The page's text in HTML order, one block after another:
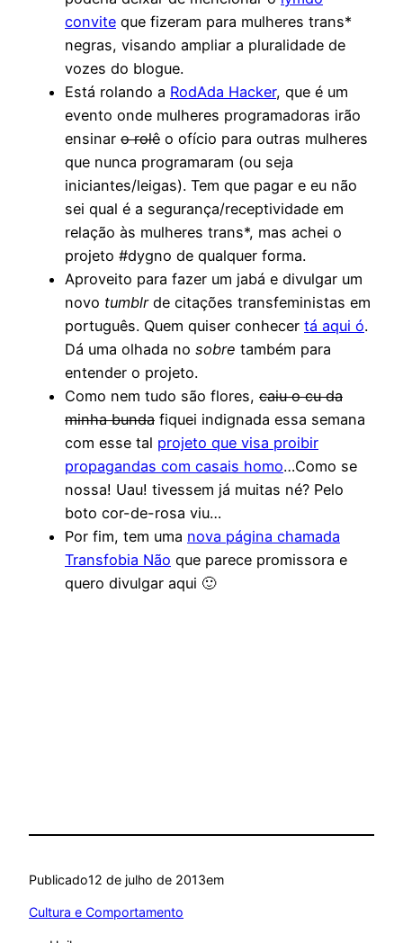
convite que fizeram para mulheres trans*
negras, visando ampliar a pluralidade de
vozes do blogue.
Está rolando a RodAda Hacker, que é um
evento onde mulheres programadoras irão
ensinar o rolê o ofício para outras mulheres
que nunca programaram (ou seja
iniciantes/leigas). Tem que pagar e eu não
sei qual é a segurança/receptividade em
relação às mulheres trans*, mas achei o
projeto #dygno de qualquer forma.
Aproveito para fazer um jabá e divulgar um
novo tumblr de citações transfeministas em
português. Quem quiser conhecer tá aqui ó.
Dá uma olhada no sobre também para
entender o projeto.
Como nem tudo são flores, caiu o cu da
minha bunda fiquei indignada essa semana
com esse tal projeto que visa proibir
propagandas com casais homo…Como se
nossa! Uau! tivessem já muitas né? Pelo
boto cor-de-rosa viu…
Por fim, tem uma nova página chamada
Transfobia Não que parece promissora e
quero divulgar aqui 🙂
Publicado12 de julho de 2013em
Cultura e Comportamento